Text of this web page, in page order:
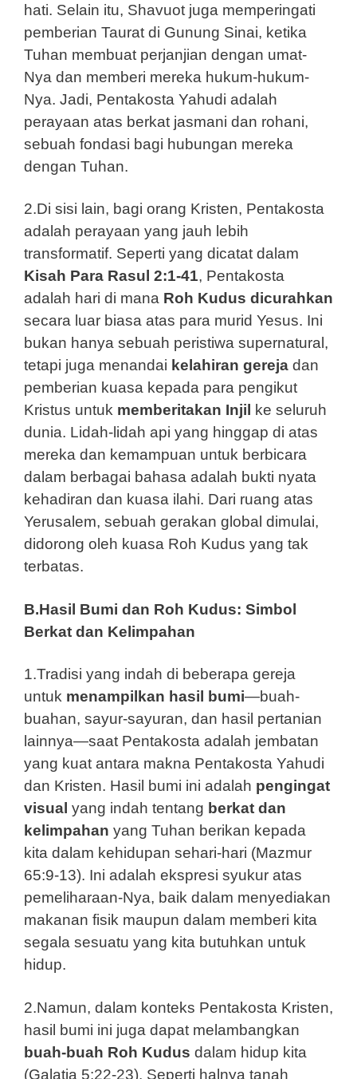
hati. Selain itu, Shavuot juga memperingati
pemberian Taurat di Gunung Sinai, ketika
Tuhan membuat perjanjian dengan umat-
Nya dan memberi mereka hukum-hukum-
Nya. Jadi, Pentakosta Yahudi adalah
perayaan atas berkat jasmani dan rohani,
sebuah fondasi bagi hubungan mereka
dengan Tuhan.
2.Di sisi lain, bagi orang Kristen, Pentakosta
adalah perayaan yang jauh lebih
transformatif. Seperti yang dicatat dalam
Kisah Para Rasul 2:1-41, Pentakosta
adalah hari di mana Roh Kudus dicurahkan
secara luar biasa atas para murid Yesus. Ini
bukan hanya sebuah peristiwa supernatural,
tetapi juga menandai kelahiran gereja dan
pemberian kuasa kepada para pengikut
Kristus untuk memberitakan Injil
ke seluruh
dunia. Lidah-lidah api yang hinggap di atas
mereka dan kemampuan untuk berbicara
dalam berbagai bahasa adalah bukti nyata
kehadiran dan kuasa ilahi. Dari ruang atas
Yerusalem, sebuah gerakan global dimulai,
didorong oleh kuasa Roh Kudus yang tak
terbatas.
B.Hasil Bumi dan Roh Kudus: Simbol
Berkat dan Kelimpahan
1.Tradisi yang indah di beberapa gereja
untuk menampilkan hasil bumi—buah-
buahan, sayur-sayuran, dan hasil pertanian
lainnya—saat Pentakosta adalah jembatan
yang kuat antara makna Pentakosta Yahudi
dan Kristen. Hasil bumi ini adalah pengingat
visual yang indah tentang berkat dan
kelimpahan yang Tuhan berikan kepada
kita dalam kehidupan sehari-hari (Mazmur
65:9-13). Ini adalah ekspresi syukur atas
pemeliharaan-Nya, baik dalam menyediakan
makanan fisik maupun dalam memberi kita
segala sesuatu yang kita butuhkan untuk
hidup.
2.Namun, dalam konteks Pentakosta Kristen,
hasil bumi ini juga dapat melambangkan
buah-buah Roh Kudus dalam hidup kita
(Galatia 5:22-23). Seperti halnya tanah